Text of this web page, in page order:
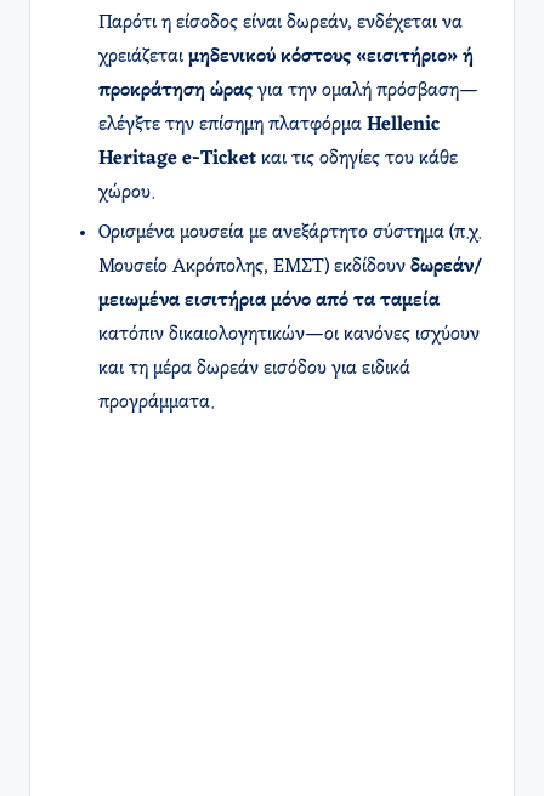
Παρότι η είσοδος είναι δωρεάν, ενδέχεται να
χρειάζεται μηδενικού κόστους «εισιτήριο» ή
προκράτηση ώρας για την ομαλή πρόσβαση—
ελέγξτε την επίσημη πλατφόρμα Hellenic
Heritage e-Ticket και τις οδηγίες του κάθε
χώρου.
Ορισμένα μουσεία με ανεξάρτητο σύστημα (π.χ.
Μουσείο Ακρόπολης, ΕΜΣΤ) εκδίδουν δωρεάν/
μειωμένα εισιτήρια μόνο από τα ταμεία
κατόπιν δικαιολογητικών—οι κανόνες ισχύουν
και τη μέρα δωρεάν εισόδου για ειδικά
προγράμματα.